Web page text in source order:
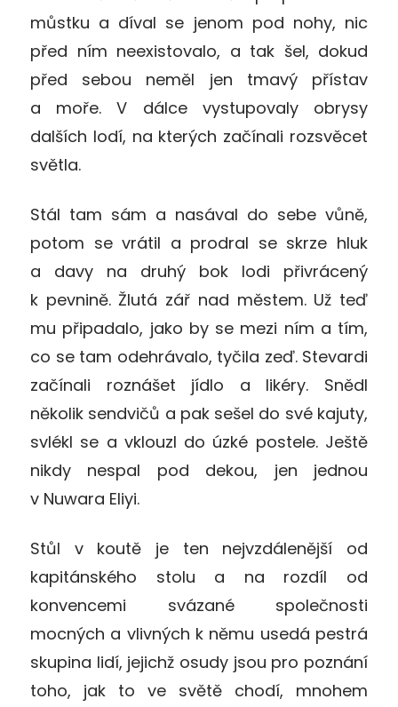
můstku a díval se jenom pod nohy, nic
před ním neexistovalo, a tak šel, dokud
před sebou neměl jen tmavý přístav
a moře. V dálce vystupovaly obrysy
dalších lodí, na kterých začínali rozsvěcet
světla.
Stál tam sám a nasával do sebe vůně,
potom se vrátil a prodral se skrze hluk
a davy na druhý bok lodi přivrácený
k pevnině. Žlutá zář nad městem. Už teď
mu připadalo, jako by se mezi ním a tím,
co se tam odehrávalo, tyčila zeď. Stevardi
začínali roznášet jídlo a likéry. Snědl
několik sendvičů a pak sešel do své kajuty,
svlékl se a vklouzl do úzké postele. Ještě
nikdy nespal pod dekou, jen jednou
v Nuwara Eliyi.
Stůl v koutě je ten nejvzdálenější od
kapitánského stolu a na rozdíl od
konvencemi svázané společnosti
mocných a vlivných k němu usedá pestrá
skupina lidí, jejichž osudy jsou pro poznání
toho, jak to ve světě chodí, mnohem